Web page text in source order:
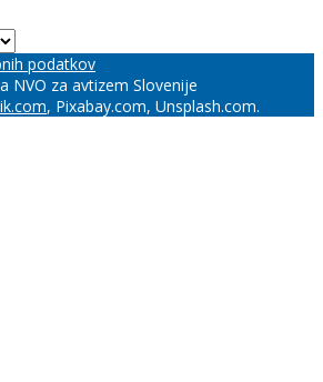
podatkov
NVO za avtizem Slovenije
, Pixabay.com, Unsplash.com.